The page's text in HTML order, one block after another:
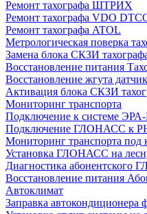
Ремонт тахографа ШТРИХ
Ремонт тахографа VDO
Ремонт тахографа ATOL
Метрологическая поверка
Замена блока СКЗИ
Восстановление питания
Восстановление жгута
Активация блока СКЗИ
Мониторинг транспорта
Подключение к системе
Подключение ГЛОНАСС к
Мониторинг транспорта под
Установка ГЛОНАСС на
Диагностика абонентского
Восстановление питания
Автоклимат
Заправка автокондиционера